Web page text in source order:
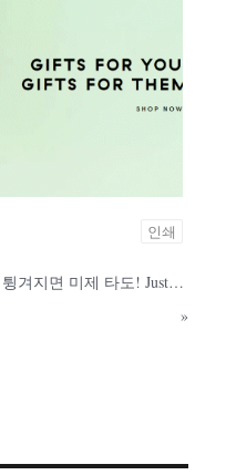
인쇄
나이키 양키 나라 공홈 - 직구가 튕겨지면 미제 타도! Just 샵투월드! - 40% 할인 중
»